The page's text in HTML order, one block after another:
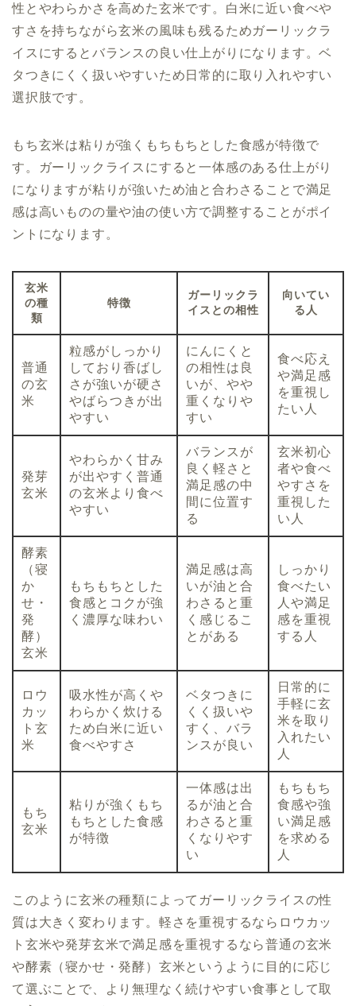
性とやわらかさを高めた玄米です。白米に近い食べや
すさを持ちながら玄米の風味も残るためガーリックラ
イスにするとバランスの良い仕上がりになります。ベ
タつきにくく扱いやすいため日常的に取り入れやすい
選択肢です。
もち玄米は粘りが強くもちもちとした食感が特徴で
す。ガーリックライスにすると一体感のある仕上がり
になりますが粘りが強いため油と合わさることで満足
感は高いものの量や油の使い方で調整することがポイ
ントになります。
玄米
の種
類
特徴
ガーリックラ
イスとの相性
向いてい
る人
普通
の玄
米
粒感がしっかり
しており香ばし
さが強いが硬さ
やばらつきが出
やすい
にんにくと
の相性は良
いが、やや
重くなりや
すい
食べ応え
や満足感
を重視し
たい人
発芽
玄米
やわらかく甘み
が出やすく普通
の玄米より食べ
やすい
バランスが
良く軽さと
満足感の中
間に位置す
る
玄米初心
者や食べ
やすさを
重視した
い人
酵素
（寝
か
せ・
発
酵）
玄米
もちもちとした
食感とコクが強
く濃厚な味わい
満足感は高
いが油と合
わさると重
く感じるこ
とがある
しっかり
食べたい
人や満足
感を重視
する人
ロウ
カッ
ト玄
米
吸水性が高くや
わらかく炊ける
ため白米に近い
食べやすさ
ベタつきに
くく扱いや
すく、バラ
ンスが良い
日常的に
手軽に玄
米を取り
入れたい
人
もち
玄米
粘りが強くもち
もちとした食感
が特徴
一体感は出
るが油と合
わさると重
くなりやす
い
もちもち
食感や強
い満足感
を求める
人
このように玄米の種類によってガーリックライスの性
質は大きく変わります。軽さを重視するならロウカッ
ト玄米や発芽玄米で満足感を重視するなら普通の玄米
や酵素（寝かせ・発酵）玄米というように目的に応じ
て選ぶことで、より無理なく続けやすい食事として取